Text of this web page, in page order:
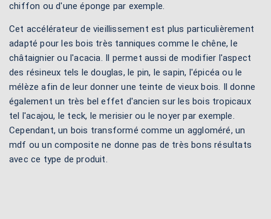
chiffon ou d'une éponge par exemple.
Cet accélérateur de vieillissement est plus particulièrement
adapté pour les bois très tanniques comme le chêne, le
châtaignier ou l'acacia. Il permet aussi de modifier l'aspect
des résineux tels le douglas, le pin, le sapin, l'épicéa ou le
mélèze afin de leur donner une teinte de vieux bois. Il donne
également un très bel effet d'ancien sur les bois tropicaux
tel l'acajou, le teck, le merisier ou le noyer par exemple.
Cependant, un bois transformé comme un aggloméré, un
mdf ou un composite ne donne pas de très bons résultats
avec ce type de produit.